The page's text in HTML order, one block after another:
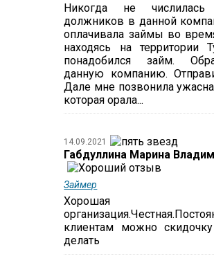
Никогда не
должников в данной
оплачивала займы во
находясь на территории
понадобился займ.
данную компанию.
Дале мне позвонила
которая орала...
14.09.2021
Габдуллина Марина
Займер
Хорошая
клиентам можно
делать